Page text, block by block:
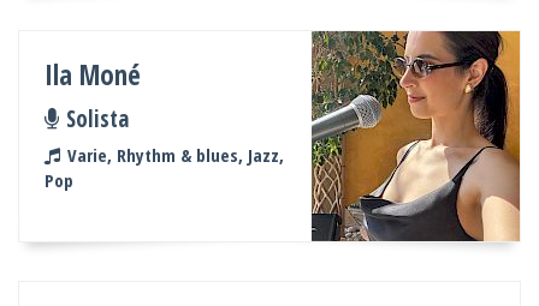
Ila Moné
Solista
Varie, Rhythm & blues, Jazz,
Pop